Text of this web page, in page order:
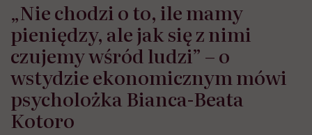
„Nie chodzi o to, ile mamy
pieniędzy, ale jak się z nimi
czujemy wśród ludzi” – o
wstydzie ekonomicznym mówi
psycholożka Bianca-Beata
Kotoro